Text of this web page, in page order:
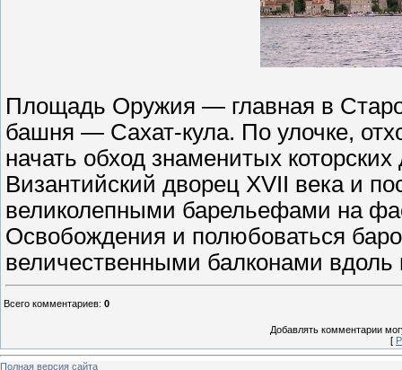
Площадь Оружия — главная в
башня — Сахат-кула. По улочке,
начать обход знаменитых
Византийский дворец XVII века и
великолепными барельефами на
Освобождения и полюбоваться
величественными балконами вдоль
Всего комментариев: 0
Добавлять комментарии
[
Полная версия сайта